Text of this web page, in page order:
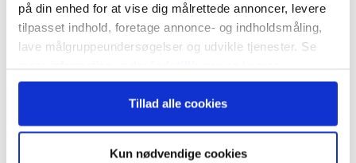
på din enhed for at vise dig målrettede annoncer, levere
tilpasset indhold, foretage annonce- og indholdsmåling,
lave målgruppeundersøgelser og udvikle tjenester. Se
persondatapolitik. Du kan altid trække dit samtykke
tilbage eller ændre indstillinger fra vores
"Cookiedeklaration", eller ved at trykke på "Privacy
Tillad alle cookies
Kun nødvendige cookies